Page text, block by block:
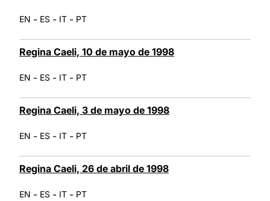
EN - ES - IT - PT
Regina Caeli, 10 de mayo de 1998
EN - ES - IT - PT
Regina Caeli, 3 de mayo de 1998
EN - ES - IT - PT
Regina Caeli, 26 de abril de 1998
EN - ES - IT - PT